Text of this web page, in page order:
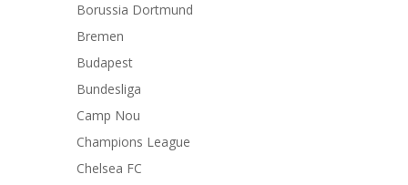
Borussia Dortmund
Bremen
Budapest
Bundesliga
Camp Nou
Champions League
Chelsea FC